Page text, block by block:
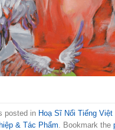
posted in Hoạ Sĩ Nổi Tiếng
& Tác Phẩm . Bookmark the